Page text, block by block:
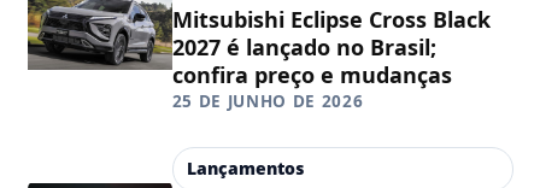
Mitsubishi Eclipse Cross Black
2027 é lançado no Brasil;
confira preço e mudanças
25 DE JUNHO DE 2026
Lançamentos